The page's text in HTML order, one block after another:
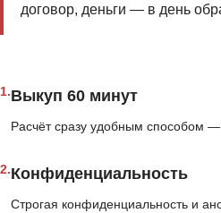
договор, деньги — в день
1.Выкуп 60 минут
Расчёт сразу удобным способом
2.Конфиденциальность
Строгая конфиденциальность и